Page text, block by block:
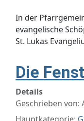
In der
evangelische
St. Lukas
Die
Details
Geschrieben von: